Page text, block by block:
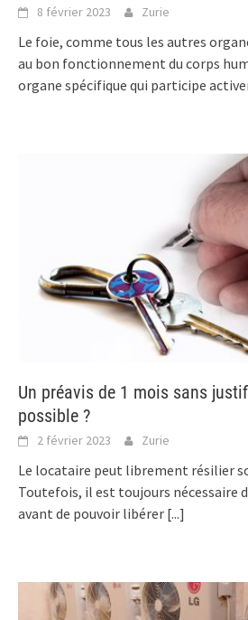
8 février 2023 Zurie
Le foie, comme tous les autres
au bon fonctionnement du corps
organe spécifique qui participe
Un préavis de 1 mois sans
possible ?
2 février 2023 Zurie
Le locataire peut librement résilier
Toutefois, il est toujours nécessaire
avant de pouvoir libérer [...]